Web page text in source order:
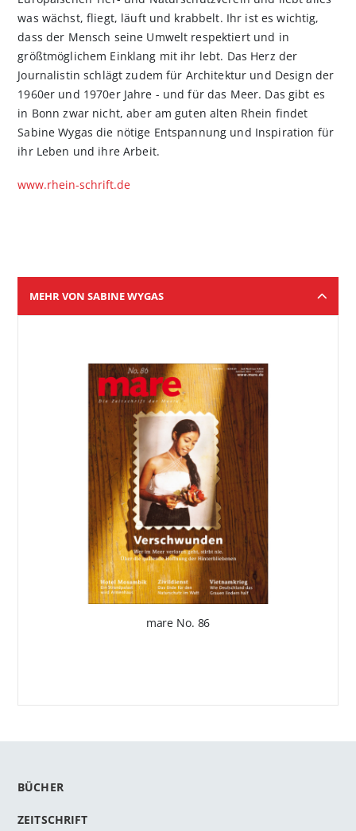
was wächst, fliegt, läuft und krabbelt. Ihr ist es wichtig,
dass der Mensch seine Umwelt respektiert und in
größtmöglichem Einklang mit ihr lebt. Das Herz der
Journalistin schlägt zudem für Architektur und Design der
1960er und 1970er Jahre - und für das Meer. Das gibt es
in Bonn zwar nicht, aber am guten alten Rhein findet
Sabine Wygas die nötige Entspannung und Inspiration für
ihr Leben und ihre Arbeit.
www.rhein-schrift.de
MEHR VON SABINE WYGAS
mare No. 86
BÜCHER
ZEITSCHRIFT